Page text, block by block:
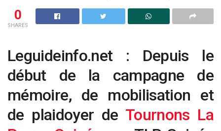
0
SHARES
Leguideinfo.net : Depuis le
début de la campagne de
mémoire, de mobilisation et
de plaidoyer de Tournons La